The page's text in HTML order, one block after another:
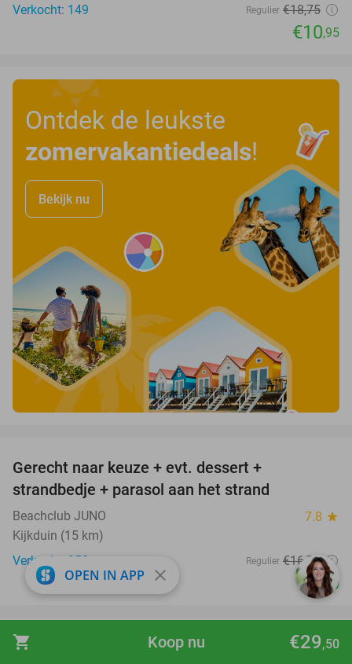
shopping_cart €29,50
Koop nu
Verkocht: 149
Regulier €18,75
€10,95
Ontdek de leukste
zomervakantiedeals!
Bekijk nu
Gerecht naar keuze + evt. dessert +
strandbedje + parasol aan het strand
Beachclub JUNO 7.8 star
Kijkduin (15 km)
Verkocht: 950
Regulier €16 ,70
€10
49%
Authentiek Chinese lunch of diner in hartje
OPEN IN APP close